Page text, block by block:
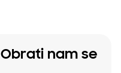
Obrati nam se